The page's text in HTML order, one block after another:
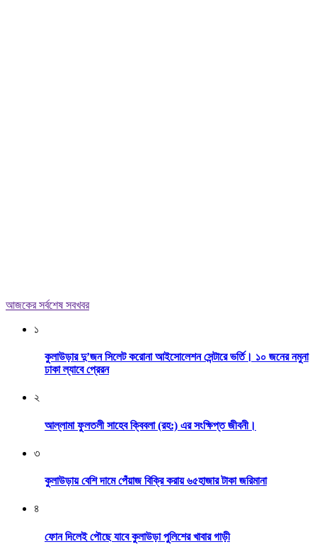
আজকের সর্বশেষ সবখবর
১
কুলাউড়ার দু’জন সিলেট করোনা আইসোলেশন সেন্টারে ভর্তি। ১০ জনের নমুনা
ঢাকা ল্যাবে প্রেরন
২
আল্লামা ফুলতলী সাহেব ক্বিবলা (রহ:) এর সংক্ষিপ্ত জীবনী।
৩
কুলাউড়ায় বেশি দামে পেঁয়াজ বিক্রি করায় ৬৫হাজার টাকা জরিমানা
৪
ফোন দিলেই পৌছে যাবে কুলাউড়া পুলিশের খাবার গাড়ী